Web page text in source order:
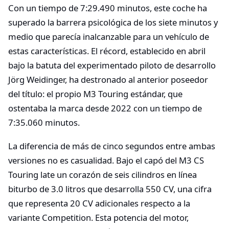
Con un tiempo de 7:29.490 minutos, este coche ha
superado la barrera psicológica de los siete minutos y
medio que parecía inalcanzable para un vehículo de
estas características. El récord, establecido en abril
bajo la batuta del experimentado piloto de desarrollo
Jörg Weidinger, ha destronado al anterior poseedor
del título: el propio M3 Touring estándar, que
ostentaba la marca desde 2022 con un tiempo de
7:35.060 minutos.
La diferencia de más de cinco segundos entre ambas
versiones no es casualidad. Bajo el capó del M3 CS
Touring late un corazón de seis cilindros en línea
biturbo de 3.0 litros que desarrolla 550 CV, una cifra
que representa 20 CV adicionales respecto a la
variante Competition. Esta potencia del motor,